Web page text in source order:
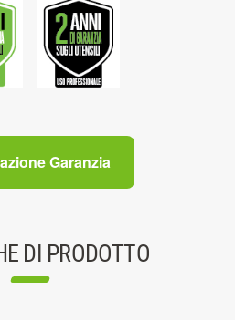
Garanzia
DI PRODOTTO